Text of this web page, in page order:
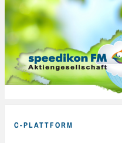
C-PLATTFORM